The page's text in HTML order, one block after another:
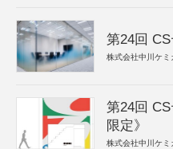
第24回
株式会社中川ケミ
第24回
限定》
株式会社中川ケミ